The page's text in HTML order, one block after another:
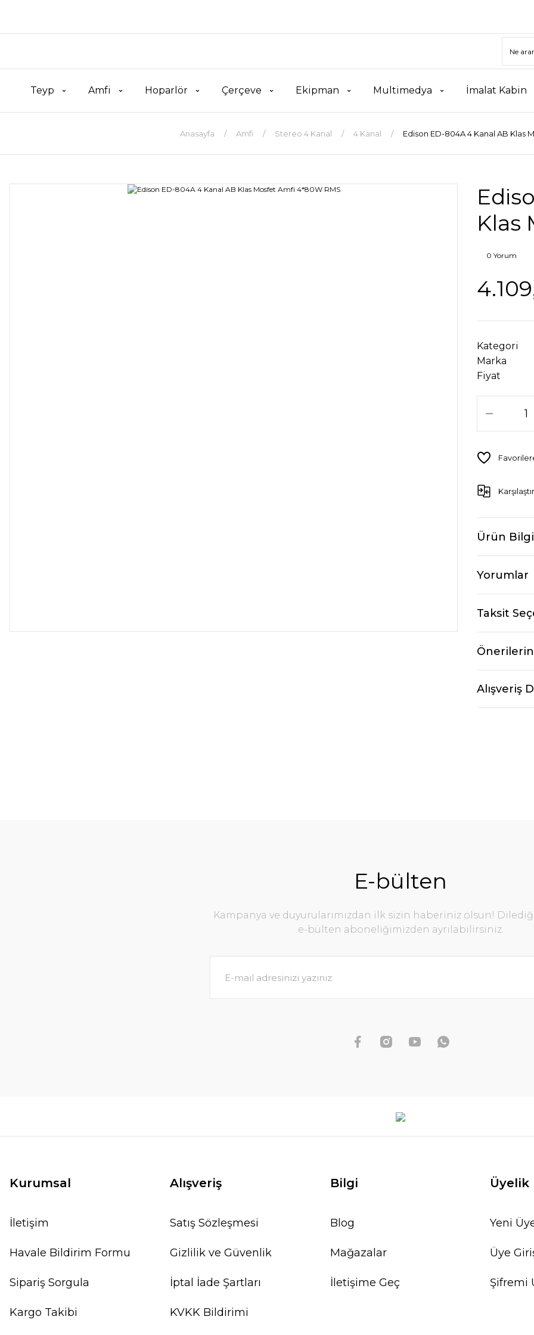
Teyp Amfi Hoparlör Çerçeve Ekipman Multimedya İmalat Kabin
Anasayfa Amfi Stereo 4 Kanal 4 Kanal Edison ED-804A 4 Kanal AB Klas
Klas
0 Yorum
Kategori
Marka
Fiyat
Karşılaştır
Ürün
Yorumlar
Taksit
Alışveriş
E-bülten
Kampanya ve duyurularımızdan ilk sizin haberiniz olsun!
e-bülten aboneliğimizden ayrılabilirsiniz.
Kurumsal
İletişim
Havale Bildirim Formu
Sipariş Sorgula
Kargo Takibi
Alışveriş
Satış Sözleşmesi
Gizlilik ve Güvenlik
İptal İade Şartları
KVKK Bildirimi
Bilgi
Blog
Mağazalar
İletişime Geç
Üyelik
Yeni
Üye
Şifremi